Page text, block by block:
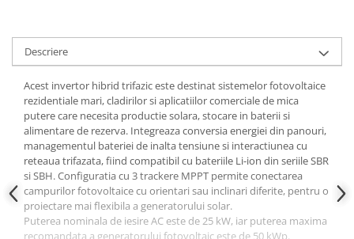
Descriere
Acest invertor hibrid trifazic este destinat sistemelor fotovoltaice
rezidentiale mari, cladirilor si aplicatiilor comerciale de mica
putere care necesita productie solara, stocare in baterii si
alimentare de rezerva. Integreaza conversia energiei din panouri,
managementul bateriei de inalta tensiune si interactiunea cu
reteaua trifazata, fiind compatibil cu bateriile Li-ion din seriile SBR
si SBH. Configuratia cu 3 trackere MPPT permite conectarea
campurilor fotovoltaice cu orientari sau inclinari diferite, pentru o
proiectare mai flexibila a generatorului solar.
Puterea nominala de iesire AC este de 25 kW, iar puterea maxima
recomandata a generatorului fotovoltaic este de 50 kWp.